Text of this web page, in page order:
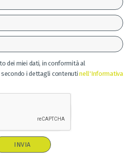
dei miei dati, in conformità al
secondo i dettagli contenutinell'Informativa
INVIA